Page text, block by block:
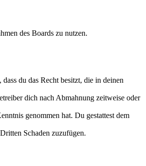
des Boards zu nutzen.
du das Recht besitzt, die in deinen
dich nach Abmahnung zeitweise oder
genommen hat. Du gestattest dem
Schaden zuzufügen.